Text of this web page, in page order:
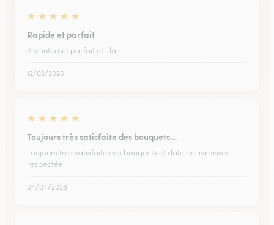
★ ★ ★ ★ ★
Rapide et parfait
Site internet parfait et clair
12/02/2026
★ ★ ★ ★ ★
Toujours très satisfaite des bouquets…
Toujours très satisfaite des bouquets et date de livraison
respectée
04/04/2026